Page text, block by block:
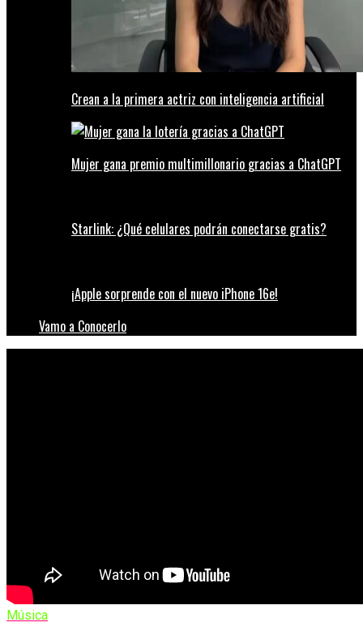
Crean a la primera actriz con inteligencia artificial
Mujer gana premio multimillonario gracias a ChatGPT
Starlink: ¿Qué celulares podrán conectarse gratis?
¡Apple sorprende con el nuevo iPhone 16e!
Vamo a Conocerlo
Música